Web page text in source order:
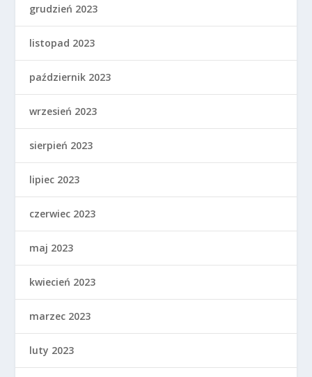
grudzień 2023
listopad 2023
październik 2023
wrzesień 2023
sierpień 2023
lipiec 2023
czerwiec 2023
maj 2023
kwiecień 2023
marzec 2023
luty 2023